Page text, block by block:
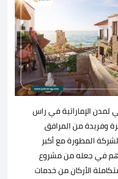
لمدن الإماراتية في راس
وفريدة من المرافق
المطورة مع أكبر
في جعله من مشروع
الأركان من خدمات